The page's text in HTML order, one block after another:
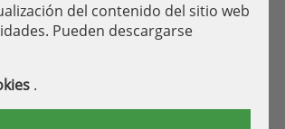
del contenido del sitio web
Pueden descargarse
.